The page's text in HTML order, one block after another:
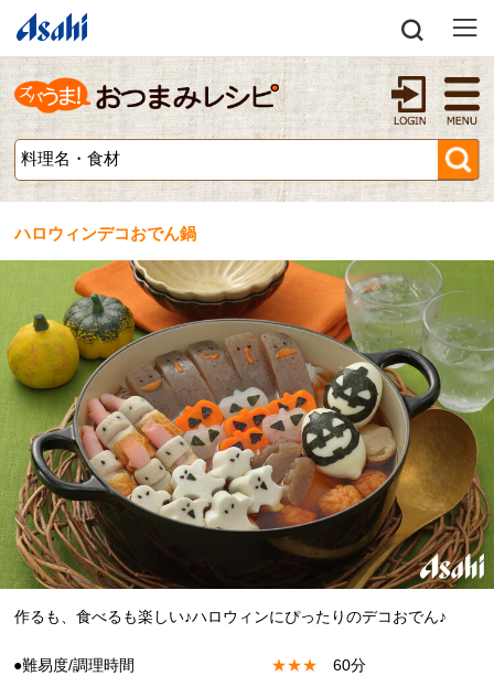
ハロウィンデコおでん鍋
作るも、食べるも楽しい♪ハロウィンにぴったりのデコおでん♪
●難易度/調理時間 ★★★
60分